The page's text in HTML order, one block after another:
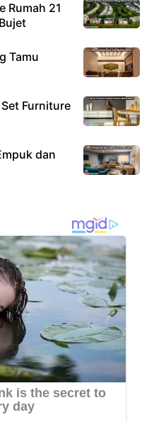
Rumah 21
Tamu
Furniture
dan